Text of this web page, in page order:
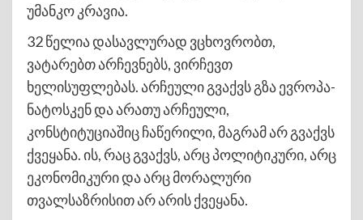
უმანკო კრავია.
32 წელია დასავლურად ვცხოვრობთ,
ვატარებთ არჩევნებს, ვირჩევთ
ხელისუფლებას. არჩეული გვაქვს გზა ევროპა-
ნატოსკენ და არათუ არჩეული,
კონსტიტუციაშიც ჩაწერილი, მაგრამ არ გვაქვს
ქვეყანა. ის, რაც გვაქვს, არც პოლიტიკური, არც
ეკონომიკური და არც მორალური
თვალსაზრისით არ არის ქვეყანა.